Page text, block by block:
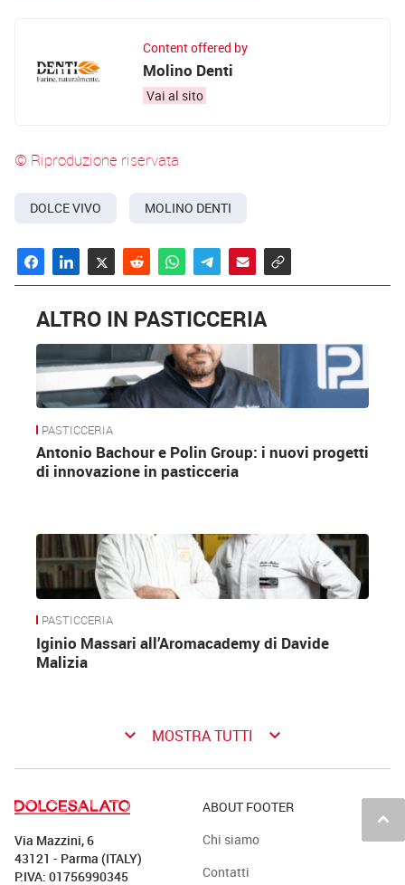
Content offered by
Molino Denti
Vai al sito
© Riproduzione riservata
DOLCE VIVO MOLINO DENTI
ALTRO IN PASTICCERIA
PASTICCERIA
Antonio Bachour e Polin Group: i nuovi progetti
di innovazione in pasticceria
PASTICCERIA
Iginio Massari all’Aromacademy di Davide
Malizia
keyboard_arrow_down MOSTRA TUTTI keyboard_arrow_down
keyboard_arrow_up
Via Mazzini, 6
43121 - Parma (ITALY)
P.IVA: 01756990345
ABOUT FOOTER
Chi siamo
Contatti